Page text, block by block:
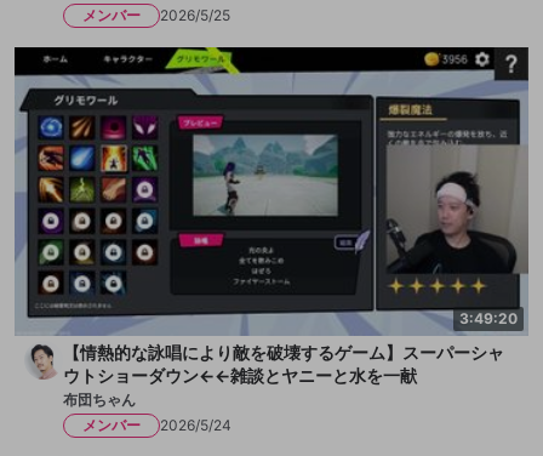
メンバー
2026/5/25
3:49:20
【情熱的な詠唱により敵を破壊するゲーム】スーパーシャ
ウトショーダウン←←雑談とヤニーと水を一献
布団ちゃん
メンバー
2026/5/24